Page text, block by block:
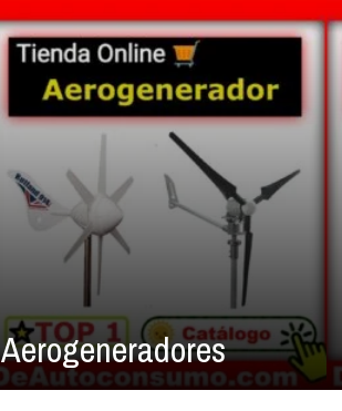
Aerogeneradores